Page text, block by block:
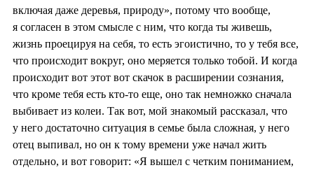
включая даже деревья, природу», потому что вообще,
я согласен в этом смысле с ним, что когда ты живешь,
жизнь проецируя на себя, то есть эгоистично, то у тебя все,
что происходит вокруг, оно меряется только тобой. И когда
происходит вот этот вот скачок в расширении сознания,
что кроме тебя есть кто-то еще, оно так немножко сначала
выбивает из колеи. Так вот, мой знакомый рассказал, что
у него достаточно ситуация в семье была сложная, у него
отец выпивал, но он к тому времени уже начал жить
отдельно, и вот говорит: «Я вышел с четким пониманием,